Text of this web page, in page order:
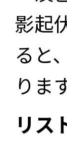
影起
ると
りま
リス